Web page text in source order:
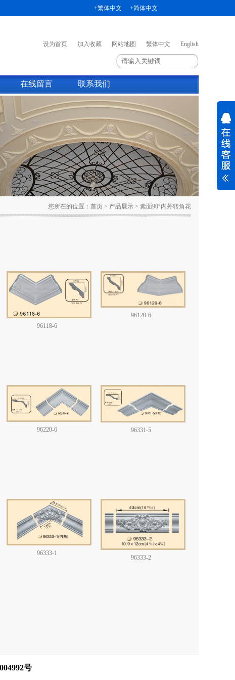
+繁体中文 +简体中文
English
繁体中文
网站地图
加入收藏
设为首页
在线留言 联系我们
您所在的位置： 首页 > 产品展示 > 素面90°内外转角花
96118-6
96120-6
96220-6 96331-5
96333-1
96333-2
号